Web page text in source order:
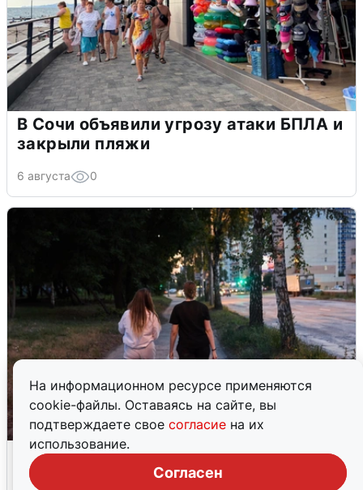
На информационном ресурсе применяются
cookie-файлы. Оставаясь на сайте, вы
подтверждаете свое согласие на их
использование.
Согласен
В Сочи объявили угрозу атаки БПЛА и
закрыли пляжи
6 августа 0
Опубликована карта отключений
воды в Воронеже